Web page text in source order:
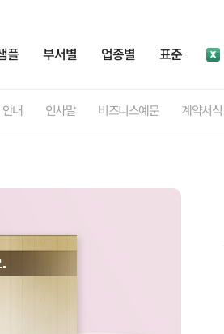
플 부서별 업종별 표준
안내 인사말 비즈니스예문 계약서식